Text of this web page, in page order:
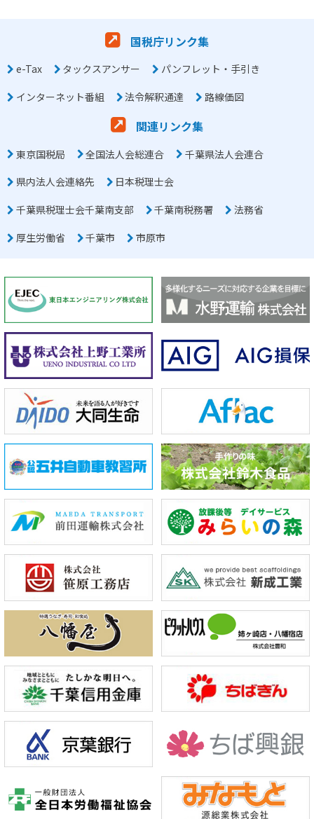
国税庁リンク集
e-Tax タックスアンサー
パンフレット・手引き
インターネット番組
法令解釈通達 路線価図
関連リンク集
東京国税局 全国法人会総連合
千葉県法人会連合
県内法人会連絡先
日本税理士会
千葉県税理士会千葉南支部
千葉南税務署
法務省
厚生労働省
千葉市 市原市